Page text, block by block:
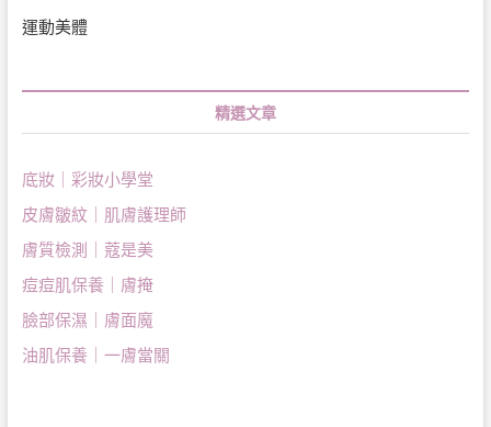
運動美體
精選文章
底妝｜彩妝小學堂
皮膚皺紋｜肌膚護理師
膚質檢測｜蔻是美
痘痘肌保養｜膚掩
臉部保濕｜膚面魔
油肌保養｜一膚當關